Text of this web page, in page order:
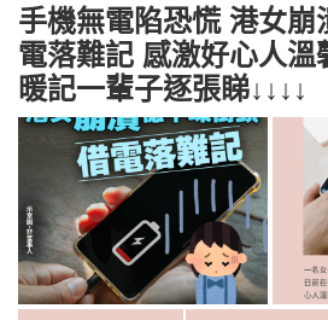
手機無電陷恐慌 港女崩
電落難記 感激好心人溫
暖記一輩子逐張睇↓↓↓↓